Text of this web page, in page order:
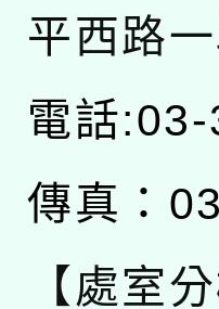
平西路
電話
傳真：
【處室